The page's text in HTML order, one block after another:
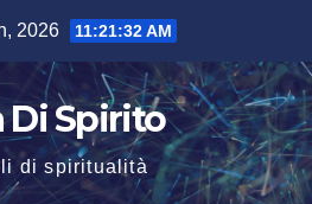
2026 11:21:33 AM
Di Spirito
di spiritualità